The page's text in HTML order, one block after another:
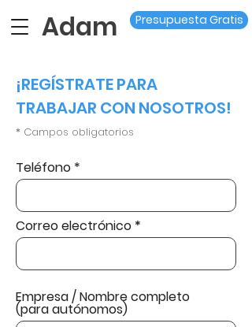
Adam Presupuesta Gratis
¡REGÍSTRATE PARA
TRABAJAR CON NOSOTROS!
* Campos obligatorios
Teléfono *
Correo electrónico
Empresa / Nombre completo
(para autónomos)